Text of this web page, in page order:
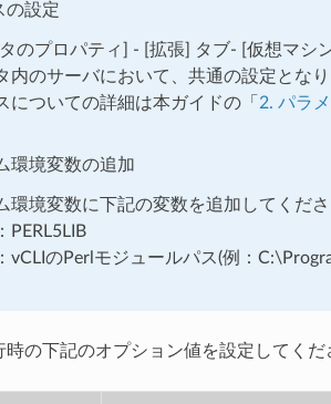
の設定
タのプロパティ] - [拡張] タブ- [仮想マシ
内のサーバにおいて、共通の設定となり
についての詳細は本ガイドの「 2. パラ
環境変数の追加
環境変数に下記の変数を追加してくだ
PERL5LIB
vCLIのPerlモジュールパス(例：
時の下記のオプション値を設定してくだ